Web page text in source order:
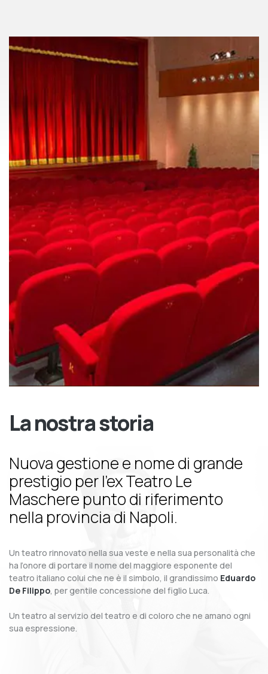
La nostra storia
Nuova gestione e nome di grande
prestigio per l’ex Teatro Le
Maschere punto di riferimento
nella provincia di Napoli.
Un teatro rinnovato nella sua veste e nella sua personalità che
ha l’onore di portare il nome del maggiore esponente del
teatro italiano colui che ne è il simbolo, il grandissimo Eduardo
De Filippo, per gentile concessione del figlio Luca.
Un teatro al servizio del teatro e di coloro che ne amano ogni
sua espressione.